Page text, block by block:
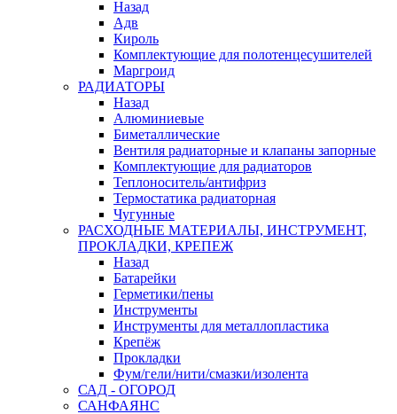
Назад
Адв
Кироль
Комплектующие для полотенцесушителей
Маргроид
РАДИАТОРЫ
Назад
Алюминиевые
Биметаллические
Вентиля радиаторные и клапаны запорные
Комплектующие для радиаторов
Теплоноситель/антифриз
Термостатика радиаторная
Чугунные
РАСХОДНЫЕ МАТЕРИАЛЫ, ИНСТРУМЕНТ,
ПРОКЛАДКИ, КРЕПЕЖ
Назад
Батарейки
Герметики/пены
Инструменты
Инструменты для металлопластика
Крепёж
Прокладки
Фум/гели/нити/смазки/изолента
САД - ОГОРОД
САНФАЯНС